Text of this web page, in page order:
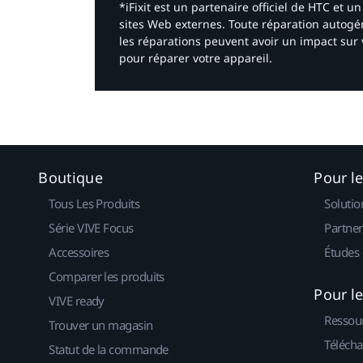
*iFixit est un partenaire officiel de HTC et
sites Web externes. Toute réparation
les réparations peuvent avoir un impact
pour réparer votre appareil.​
Boutique
Tous Les Produits
Série VIVE Focus
Accessoires
Comparer les produits
VIVE ready
Trouver un magasin
Statut de la commande
Pour
Études
Pour